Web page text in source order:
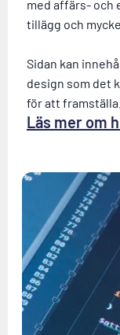
med affärs- och
tillägg och
Sidan kan
design som det
för att framställa.
Läs mer om